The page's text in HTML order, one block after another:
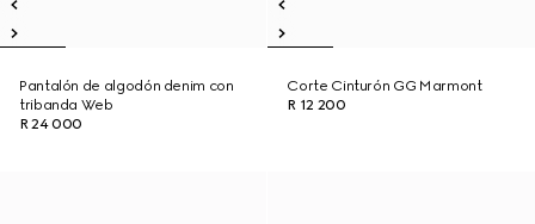
Pantalón de algodón denim con
tribanda Web
R 24 000
Corte Cinturón GG Marmont
R 12 200